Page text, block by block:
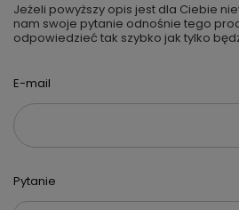
Jeżeli powyższy opis jest dla Ciebie
nam swoje pytanie odnośnie tego
odpowiedzieć tak szybko jak tylko
E-mail
Pytanie